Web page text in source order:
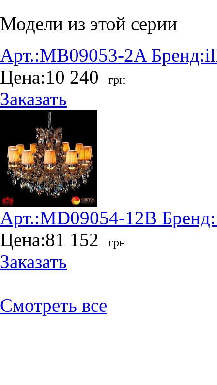
Модели из этой серии
Арт.:MB09053-2A Бренд:
Цена:10 240 грн
Заказать
Арт.:MD09054-12B Бренд:
Цена:81 152 грн
Заказать
Смотреть все